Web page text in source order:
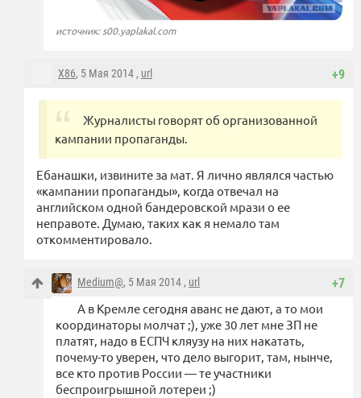
источник: s00.yaplakal.com
+9
X86, 5 Мая 2014 , url
Журналисты говорят об организованной
кампании пропаганды.
Ебанашки, извините за мат. Я лично являлся частью
«кампании пропаганды», когда отвечал на
английском одной бандеровской мрази о ее
неправоте. Думаю, таких как я немало там
откомментировало.
+7
Medium@, 5 Мая 2014 , url
А в Кремле сегодня аванс не дают, а то мои
координаторы молчат ;), уже 30 лет мне ЗП не
платят, надо в ЕСПЧ кляузу на них накатать,
почему-то уверен, что дело выгорит, там, нынче,
все кто против России — те участники
беспроигрышной лотереи ;)